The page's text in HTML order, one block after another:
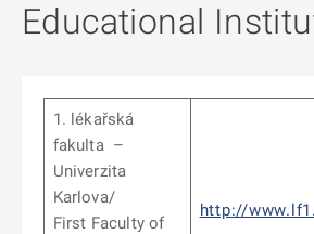
Educational
1. lékařská
fakulta –
Univerzita
Karlova/
First Faculty of
http://